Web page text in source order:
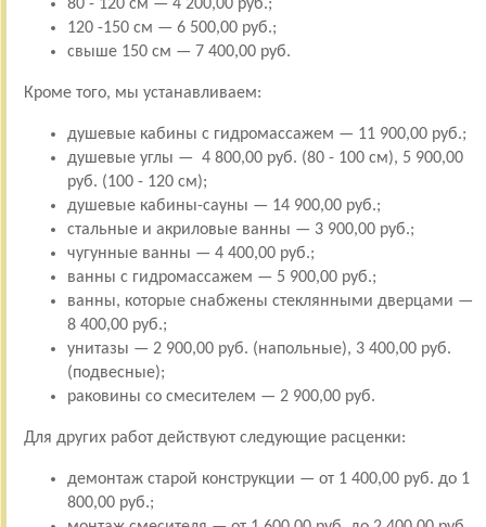
80 - 120 см — 4 200,00 руб.;
120 -150 см — 6 500,00 руб.;
свыше 150 см — 7 400,00 руб.
Кроме того, мы устанавливаем:
душевые кабины с гидромассажем — 11 900,00 руб.;
душевые углы — 4 800,00 руб. (80 - 100 см), 5 900,00
руб. (100 - 120 см);
душевые кабины-сауны — 14 900,00 руб.;
стальные и акриловые ванны — 3 900,00 руб.;
чугунные ванны — 4 400,00 руб.;
ванны с гидромассажем — 5 900,00 руб.;
ванны, которые снабжены стеклянными дверцами —
8 400,00 руб.;
унитазы — 2 900,00 руб. (напольные), 3 400,00 руб.
(подвесные);
раковины со смесителем — 2 900,00 руб.
Для других работ действуют следующие расценки:
демонтаж старой конструкции — от 1 400,00 руб. до 1
800,00 руб.;